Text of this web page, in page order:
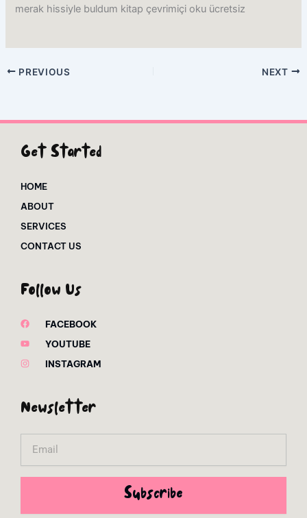
merak hissiyle buldum kitap çevrimiçi oku ücretsiz
PREVIOUS NEXT
Get Started
HOME
ABOUT
SERVICES
CONTACT US
Follow Us
FACEBOOK
YOUTUBE
INSTAGRAM
Newsletter
Subscribe